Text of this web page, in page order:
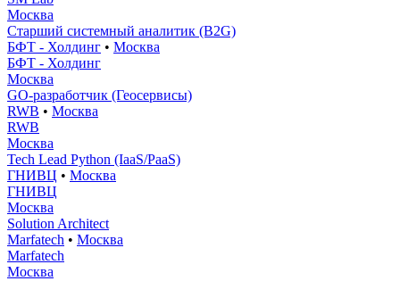
Москва
Старший системный аналитик (B2G)
БФТ - Холдинг • Москва
БФТ - Холдинг
Москва
GO-разработчик (Геосервисы)
RWB • Москва
RWB
Москва
Tech Lead Python (IaaS/PaaS)
ГНИВЦ • Москва
ГНИВЦ
Москва
Solution Architect
Marfatech • Москва
Marfatech
Москва